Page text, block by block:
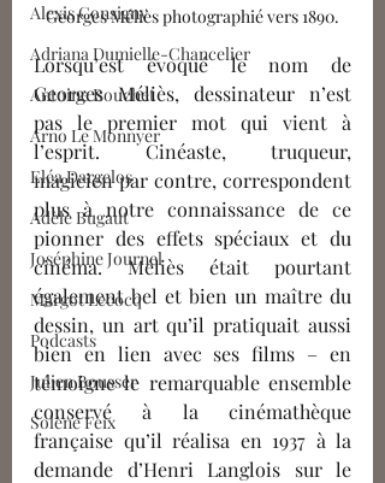
Alexis Consigny
Adriana Dumielle-Chancelier
Antoine Bouchet
Arno Le Monnyer
Eléa Dargelos
Adèle Bugaut
Joséphine Journel
Margot Lecocq
Podcasts
Julien Bousser
Solène Feix
Georges Méliès photographié vers 1890.
Lorsqu’est évoqué le nom de
Georges Méliès, dessinateur n’est
pas le premier mot qui vient à
l’esprit. Cinéaste, truqueur,
magicien par contre, correspondent
plus à notre connaissance de ce
pionner des effets spéciaux et du
cinéma. Méliès était pourtant
également bel et bien un maître du
dessin, un art qu’il pratiquait aussi
bien en lien avec ses films – en
témoigne le remarquable ensemble
conservé à la cinémathèque
française qu’il réalisa en 1937 à la
demande d’Henri Langlois sur le